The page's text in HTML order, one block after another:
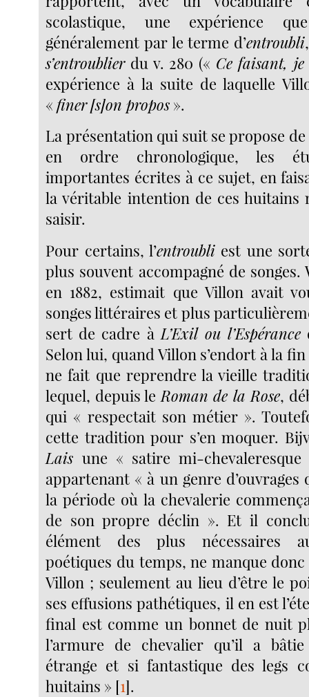
scolastique, une expérience
généralement par le terme d’entroubli
s’entroublierdu v. 280 (« Ce faisant, je
expérience à la suite de laquelle
«finer[s]on propos ».
La présentation qui suit se propose
en ordre chronologique, les
importantes écrites à ce sujet, en
la véritable intention de ces huitains
saisir.
Pour certains, l’entroubliest une
plus souvent accompagné de songes.
en 1882, estimait que Villon avait
songes littéraires et plus
sert de cadre à L’Exil ou l’Espérance
Selon lui, quand Villon s’endort à la
ne fait que reprendre la vieille
lequel, depuis le Roman de la Rose,
qui « respectait son métier ».
cette tradition pour s’en moquer.
Lais une « satire mi-
appartenant « à un genre
la période où la chevalerie
de son propre déclin ». Et il
élément des plus nécessaires
poétiques du temps, ne manque
Villon ; seulement au lieu d’être le
ses effusions pathétiques, il en est
final est comme un bonnet de nuit
l’armure de chevalier qu’il a
étrange et si fantastique des legs
huitains » [1].